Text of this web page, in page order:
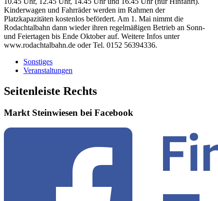
Kinderwagen und Fahrräder werden im Rahmen der
Platzkapazitäten kostenlos befördert. Am 1. Mai nimmt die
Rodachtalbahn dann wieder ihren regelmäßigen Betrieb an Sonn-
und Feiertagen bis Ende Oktober auf. Weitere Infos unter
www.rodachtalbahn.de oder Tel. 0152 56394336.
Sonstiges
Veranstaltungen
Seitenleiste Rechts
Markt Steinwiesen bei Facebook